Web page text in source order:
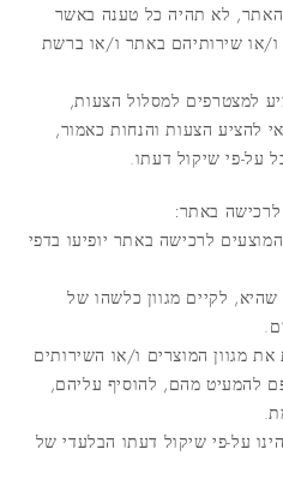
האתר, לא תהיה כל טענה באשר
ו/או שירותיהם באתר ו/או ברשת
למצטרפים למסלול הצעות,
להציע הצעות והנחות כאמור,
על-פי שיקול דעתו.
לרכישה באתר יופיעו בדפי
שהיא, לקיים מגוון כלשהו של
מגוון המוצרים ו/או השירותים
להמעיט מהם, להוסיף עליהם,
על-פי שיקול דעתו הבלעדי של